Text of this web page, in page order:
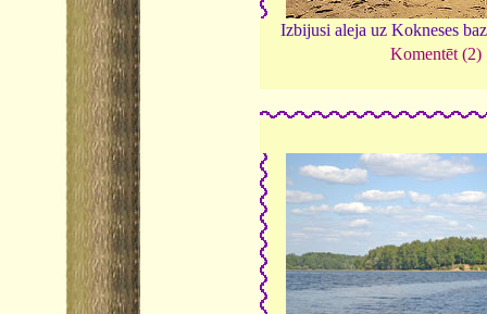
Izbijusi aleja uz Kokneses
Komentēt (2)